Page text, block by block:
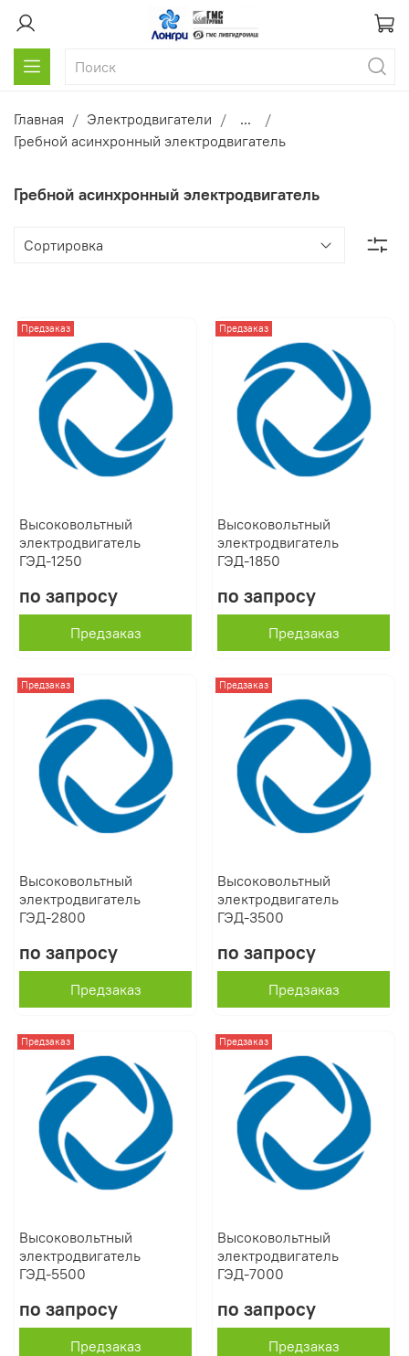
Главная Электродвигатели
...
Гребной асинхронный электродвигатель
Гребной асинхронный электродвигатель
Предзаказ
Высоковольтный
электродвигатель
ГЭД-1250
по запросу
Предзаказ
Предзаказ
Высоковольтный
электродвигатель
ГЭД-1850
по запросу
Предзаказ
Предзаказ
Высоковольтный
электродвигатель
ГЭД-2800
по запросу
Предзаказ
Предзаказ
Высоковольтный
электродвигатель
ГЭД-3500
по запросу
Предзаказ
Предзаказ
Высоковольтный
электродвигатель
ГЭД-5500
по запросу
Предзаказ
Предзаказ
Высоковольтный
электродвигатель
ГЭД-7000
по запросу
Предзаказ